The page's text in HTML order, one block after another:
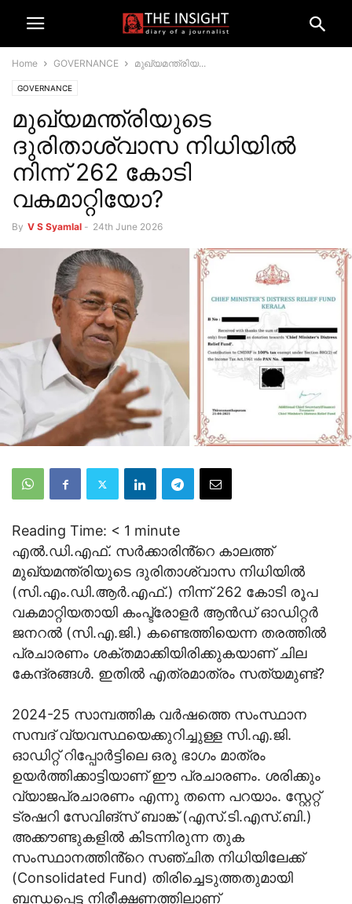
Home GOVERNANCE മുഖ്യമന്ത്രിയ...
GOVERNANCE
മുഖ്യമന്ത്രിയുടെ
ദുരിതാശ്വാസ നിധിയിൽ
നിന്ന് 262 കോടി
വകമാറ്റിയോ?
By V S Syamlal - 24th June 2026
Reading Time: < 1 minute
എൽ.ഡി.എഫ്. സർക്കാരിൻ്റെ കാലത്ത്
മുഖ്യമന്ത്രിയുടെ ദുരിതാശ്വാസ നിധിയിൽ
(സി.എം.ഡി.ആർ.എഫ്.) നിന്ന് 262 കോടി രൂപ
വകമാറ്റിയതായി കംപ്ട്രോളർ ആൻഡ് ഓഡിറ്റർ
ജനറൽ (സി.എ.ജി.) കണ്ടെത്തിയെന്ന തരത്തിൽ
പ്രചാരണം ശക്തമാക്കിയിരിക്കുകയാണ് ചില
കേന്ദ്രങ്ങൾ. ഇതിൽ എത്രമാത്രം സത്യമുണ്ട്?
2024-25 സാമ്പത്തിക വർഷത്തെ സംസ്ഥാന
സമ്പദ് വ്യവസ്ഥയെക്കുറിച്ചുള്ള സി.എ.ജി.
ഓഡിറ്റ് റിപ്പോർട്ടിലെ ഒരു ഭാഗം മാത്രം
ഉയർത്തിക്കാട്ടിയാണ് ഈ പ്രചാരണം. ശരിക്കും
വ്യാജപ്രചാരണം എന്നു തന്നെ പറയാം. സ്റ്റേറ്റ്
ട്രഷറി സേവിങ്സ് ബാങ്ക് (എസ്.ടി.എസ്.ബി.)
അക്കൗണ്ടുകളിൽ കിടന്നിരുന്ന തുക
സംസ്ഥാനത്തിൻ്റെ സഞ്ചിത നിധിയിലേക്ക്
(Consolidated Fund) തിരിച്ചെടുത്തതുമായി
ബന്ധപ്പെട്ട നിരീക്ഷണത്തിലാണ്